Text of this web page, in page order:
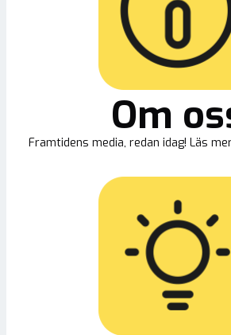
Om
Framtidens media, redan idag! Läs